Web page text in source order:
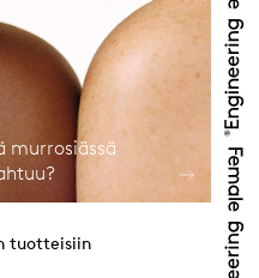
murrosiässä
tuotteisiin